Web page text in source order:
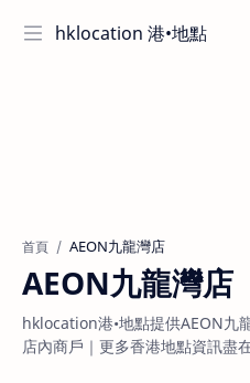
hklocation 港•地點
首頁
AEON九龍灣店
hklocation港•地點提供AEON九
店內商戶｜更多香港地點資訊盡